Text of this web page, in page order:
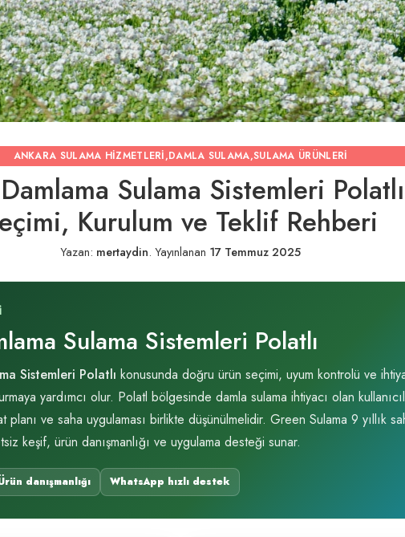
ANKARA SULAMA HIZMETLERI,DAMLA SULAMA,SULAMA ÜRÜNLERI
Sulama Sistemleri
Kurulum ve Teklif Rehberi
Yazan: mertaydin. Yayınlanan 17 Temmuz 2025
Sulama Sistemleri Polatlı
Sistemleri Polatlı konusunda doğru ürün seçimi, uyum kontrolü ve
yardımcı olur. Polatl bölgesinde damla sulama ihtiyacı olan
planı ve saha uygulaması birlikte düşünülmelidir. Green Sulama 9 yıllık
keşif, ürün danışmanlığı ve uygulama desteği sunar.
danışmanlığı WhatsApp hızlı destek